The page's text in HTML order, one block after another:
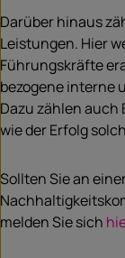
Darüber hinaus
Leistungen. Hier
Führungskräfte
bezogene interne
Dazu zählen
wie der Erfolg
Sollten Sie an
melden Sie sich